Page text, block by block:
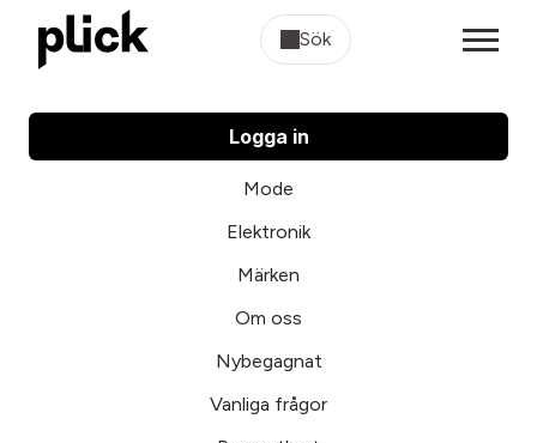
Sök
Logga in
Mode
Elektronik
Märken
Om oss
Nybegagnat
Vanliga frågor